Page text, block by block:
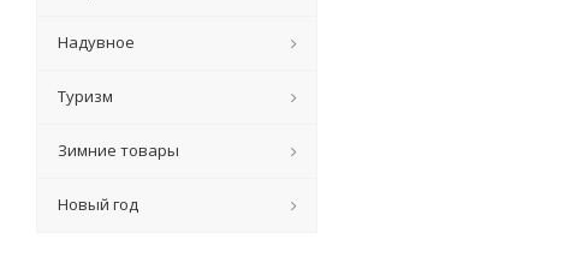
Надувное
Туризм
Зимние товары
Новый год